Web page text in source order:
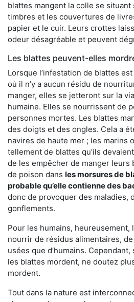
blattes mangent la colle se
timbres et les couvertures de
papier et le cuir. Leurs crottes
odeur désagréable et peuvent
Les blattes peuvent-elles
Lorsque l’infestation de blattes
où il n’y a aucun résidu de
manger, elles se jetteront sur la
humaine. Elles se nourrissent de
personnes mortes. Les blattes
des doigts et des ongles. Cela a
navires de haute mer ; les marins
tellement de blattes qu’ils
de les empêcher de manger leurs
de poison dans les morsures de
probable qu’elle contienne des
donc de provoquer des maladies,
gonflements.
Pour les humains,
nourrir de résidus alimentaires, de
usées que d’humains.
les blattes mordent, ne doutez
mordent.
Tout dans la nature est